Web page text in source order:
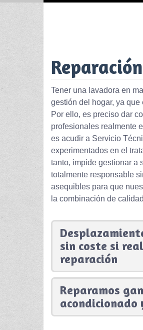
Tener una lavadora en
gestión del hogar, ya
Por ello, es preciso dar
profesionales realmente
es acudir a Servicio
experimentados en el
tanto, impide gestionar a
totalmente responsable
asequibles para que
la combinación de
sin coste si
reparación
Reparamos
acondicionado